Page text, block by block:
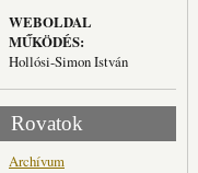
WEBOLDAL
MŰKÖDÉS:
Hollósi-Simon István
Rovatok
Archívum